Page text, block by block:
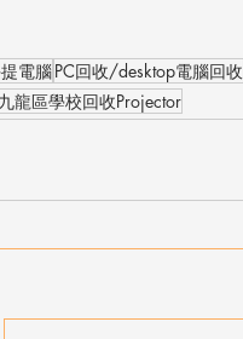
電腦PC回收/desktop電腦回收
九龍區學校回收Projector